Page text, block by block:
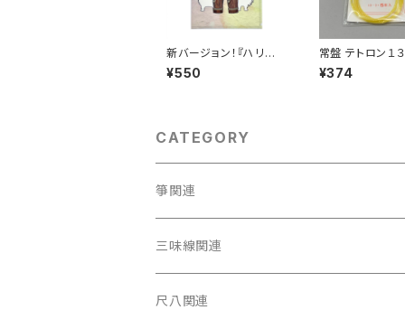
新バージョン！『ハリネ
ズミのクリマツ君』A4ク
リアファイル
¥550
常盤 テトロン１
¥374
CATEGORY
箏関連
箏（本体）
箏カバー
三味線関連
三味線（本体）
尺八関連